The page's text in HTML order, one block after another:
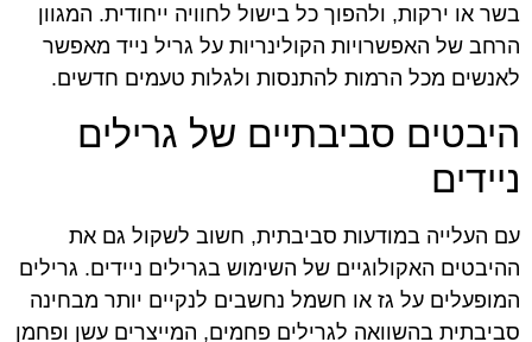
בשר או ירקות, ולהפוך כל בישול לחוויה ייחודית. המגוון
הרחב של האפשרויות הקולינריות על גריל נייד מאפשר
לאנשים מכל הרמות להתנסות ולגלות טעמים חדשים.
היבטים סביבתיים של גרילים
ניידים
עם העלייה במודעות סביבתית, חשוב לשקול גם את
ההיבטים האקולוגיים של השימוש בגרילים ניידים. גרילים
המופעלים על גז או חשמל נחשבים לנקיים יותר מבחינה
סביבתית בהשוואה לגרילים פחמים, המייצרים עשן ופחמן